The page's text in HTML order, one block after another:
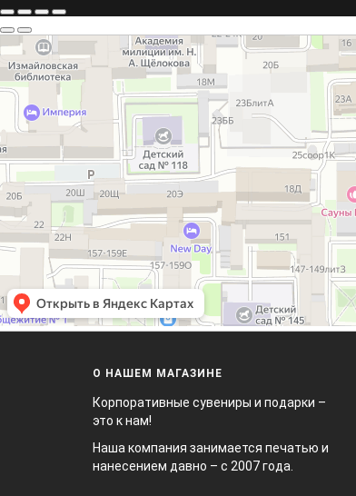
О НАШЕМ МАГАЗИНЕ
Корпоративные сувениры и подарки –
это к нам!
Наша компания занимается печатью и
нанесением давно – с 2007 года.